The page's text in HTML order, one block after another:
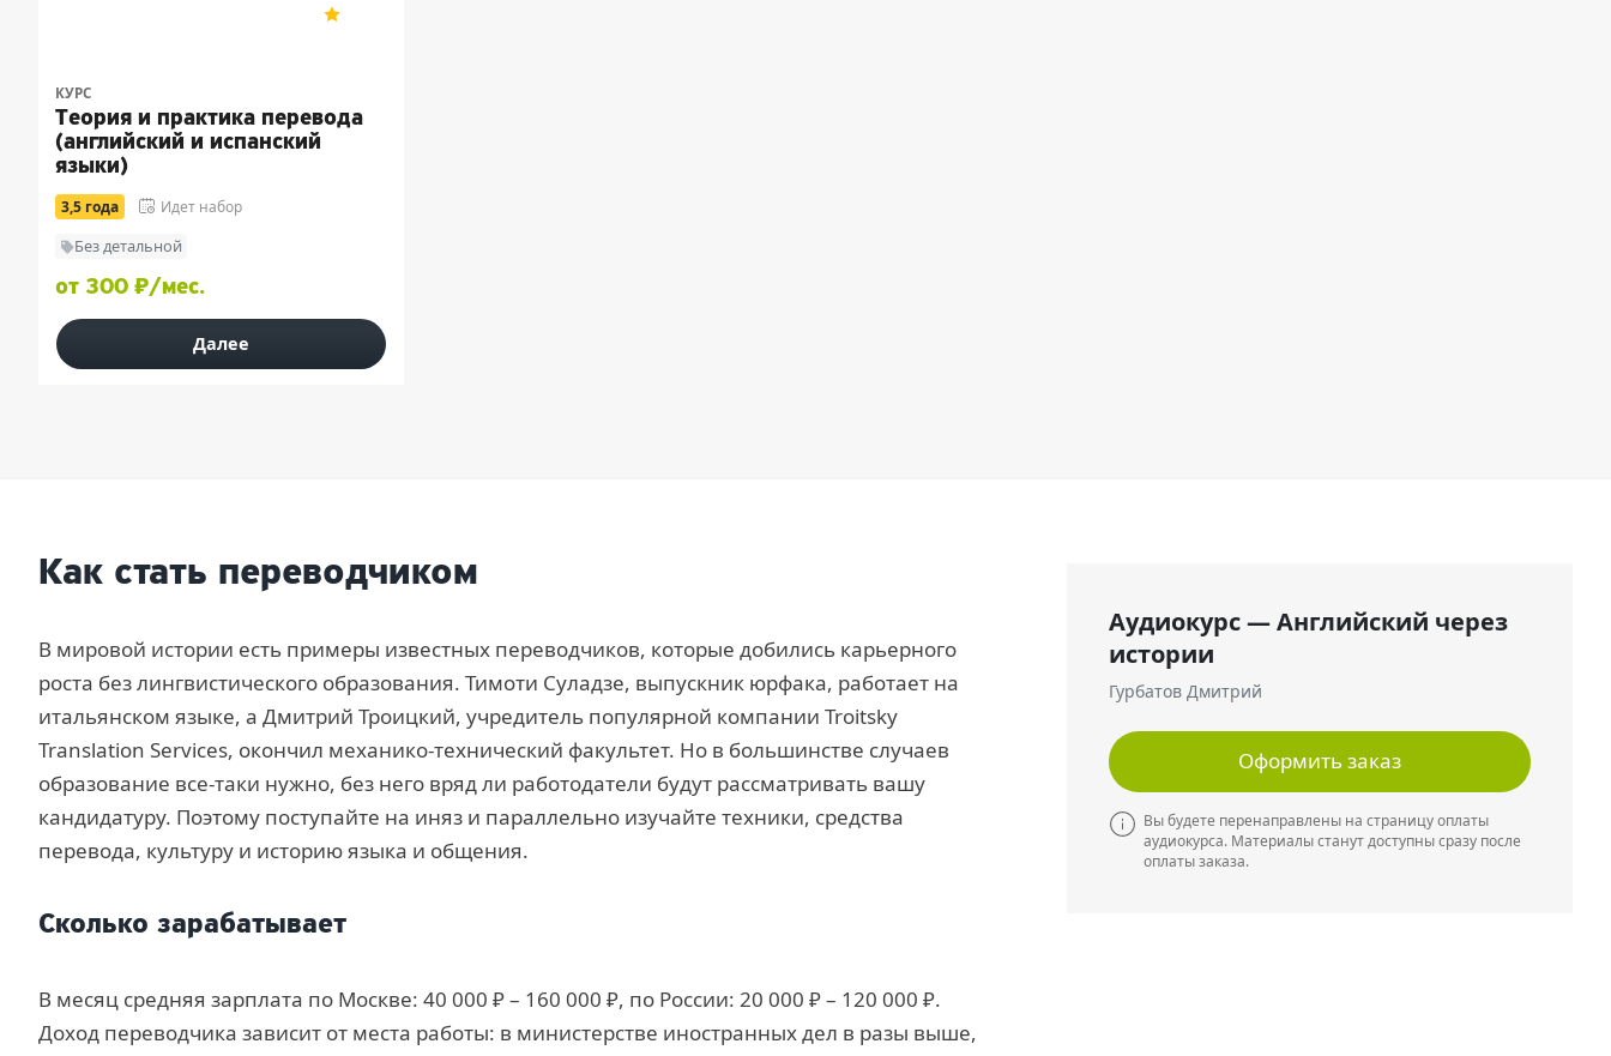
КУРС
Теория и практика перевода
(английский и испанский
языки)
3,5 года Идет набор
Без детальной
от 300 ₽/мес.
Далее
Как стать переводчиком
В мировой истории есть примеры известных переводчиков, которые добились карьерного
роста без лингвистического образования. Тимоти Суладзе, выпускник юрфака, работает на
итальянском языке, а Дмитрий Троицкий, учредитель популярной компании Troitsky
Translation Services, окончил механико-технический факультет. Но в большинстве случаев
образование все-таки нужно, без него вряд ли работодатели будут рассматривать вашу
кандидатуру. Поэтому поступайте на иняз и параллельно изучайте техники, средства
перевода, культуру и историю языка и общения.
Сколько зарабатывает
В месяц средняя зарплата по Москве: 40 000 ₽ – 160 000 ₽, по России: 20 000 ₽ – 120 000 ₽.
Доход переводчика зависит от места работы: в министерстве иностранных дел в разы выше,
Аудиокурс — Английский через
истории
Гурбатов Дмитрий
Оформить заказ
Вы будете перенаправлены на страницу оплаты
аудиокурса. Материалы станут доступны сразу после
оплаты заказа.